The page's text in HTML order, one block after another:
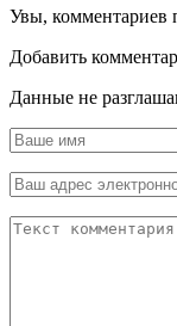
Увы, комментариев
Добавить
Данные не